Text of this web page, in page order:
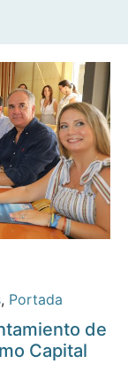
, Portada
de
Capital